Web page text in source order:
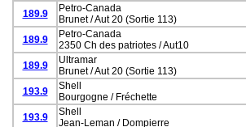
189.9
Petro-Canada
Brunet / Aut 20 (Sortie 113)
189.9
Petro-Canada
2350 Ch des patriotes / Aut10
189.9
Ultramar
Brunet / Aut 20 (Sortie 113)
193.9
Shell
Bourgogne / Fréchette
193.9
Shell
Jean-Leman / Dompierre